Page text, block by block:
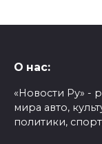
О нас:
«Новости Ру» -
мира авто,
политики,